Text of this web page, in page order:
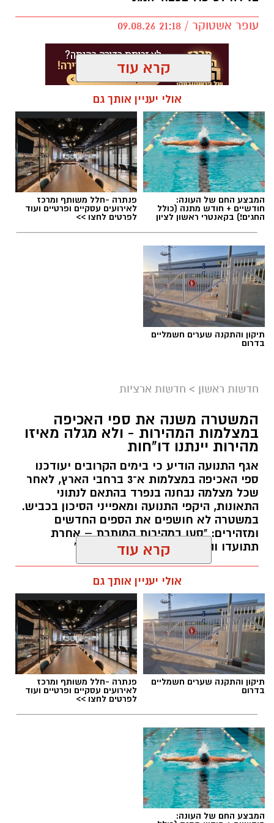
בתאונה, שבה היו מעורבים שני כלי רכב, נפגעו
להם טיפול רפואי ראשוני, ומצבם הוגדר קל.
נסיבות התאונה נבדקות.
יש לכם מידע חשוב שטרם נחשף? צילומים מאירוע
חדשותי? מצאתם טעות בכתבה? נשמח שתשתפו
אותנו
עופר אשטוקר / 21:18 09.08.26
תגים:טרגדיה בראשון לציון
צילום: דוברות זק״א
במוקד הארגון על הגבר שאותר בבית כשהוא ללא
רוח חיים.
מתנדבי זק”א מרחב שפלה הוזעקו למקום ופעלו
בזירה לטיפול בכבוד המת.
בשלב זה לא נמסרו פרטים נוספים על נסיבות
המקרה.
יש לכם מידע חשוב שטרם נחשף? צילומים מאירוע
חדשותי? מצאתם טעות בכתבה? נשמח שתשתפו
אותנו
קרא עוד
אולי יעניין אותך גם
המבצע החם של העונה:
חודשיים + חודש מתנה (כולל
החגים!) בקאנטרי ראשון לציון
פנתרה -חלל משותף ומרכז
לאירועים עסקיים ופרטיים ועוד
לפרטים לחצו >>
תיקון והתקנה שערים חשמליים
בדרום
חדשות ראשון > חדשות ארציות
המשטרה משנה את ספי האכיפה
במצלמות המהירות - ולא מגלה מאיזו
מהירות יינתנו דו"חות
אגף התנועה הודיע כי בימים הקרובים יעודכנו
ספי האכיפה במצלמות א־3 ברחבי הארץ, לאחר
שכל מצלמה נבחנה בנפרד בהתאם לנתוני
התאונות, היקפי התנועה ומאפייני הסיכון בכביש.
במשטרה לא חושפים את הספים החדשים
ומזהירים: "סעו במהירות המותרת – אחרת
תתועדו והדו"ח יישלח ישירות אליכם"
תגים:מצלמות מהירות
עדכון סף האכיפה במצלמות
מהירות
קרא עוד
אולי יעניין אותך גם
תיקון והתקנה שערים חשמליים
בדרום
פנתרה -חלל משותף ומרכז
לאירועים עסקיים ופרטיים ועוד
לפרטים לחצו >>
המבצע החם של העונה: